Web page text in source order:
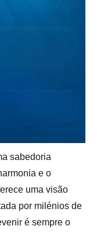
sabedoria
e o
uma visão
por milénios de
é sempre o